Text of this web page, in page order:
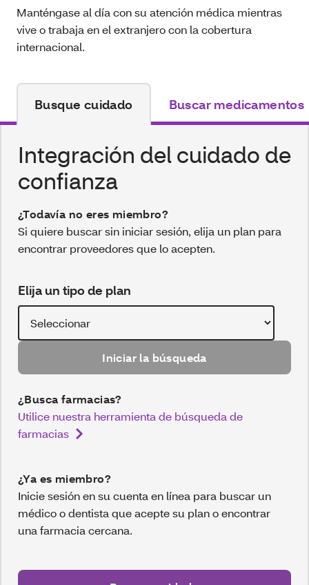
Manténgase al día con su atención médica mientras
vive o trabaja en el extranjero con la cobertura
internacional.
Busque cuidado Buscar medicamentos
Integración del cuidado de
confianza
¿Todavía no eres miembro?
Si quiere buscar sin iniciar sesión, elija un plan para
encontrar proveedores que lo acepten.
Elija un tipo de plan
Iniciar la búsqueda
¿Busca farmacias?
Utilice nuestra herramienta de búsqueda de
farmacias
¿Ya es miembro?
Inicie sesión en su cuenta en línea para buscar un
médico o dentista que acepte su plan o encontrar
una farmacia cercana.